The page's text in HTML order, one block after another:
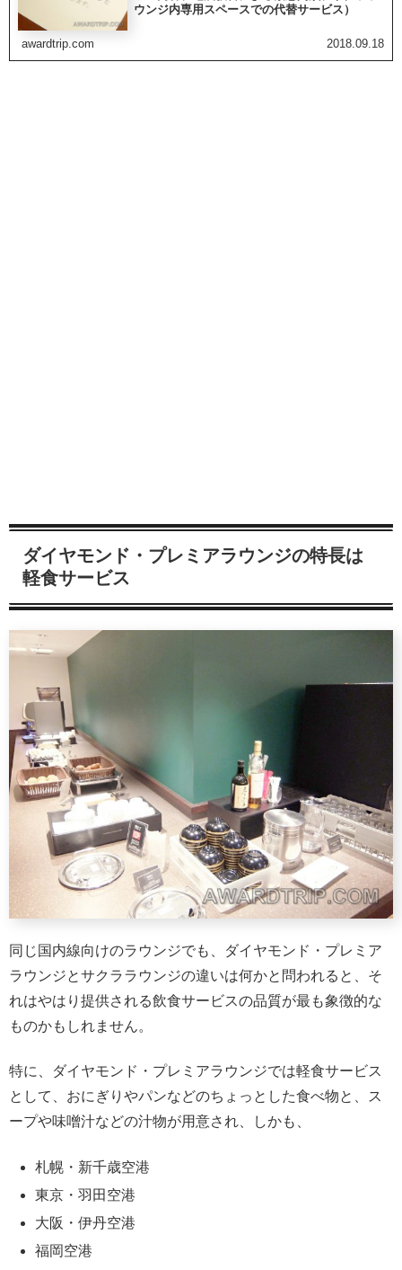
ウンジ内専用スペースでの代替サービス）
awardtrip.com 2018.09.18
ダイヤモンド・プレミアラウンジの特長は
軽食サービス
同じ国内線向けのラウンジでも、ダイヤモンド・プレミア
ラウンジとサクララウンジの違いは何かと問われると、そ
れはやはり提供される飲食サービスの品質が最も象徴的な
ものかもしれません。
特に、ダイヤモンド・プレミアラウンジでは軽食サービス
として、おにぎりやパンなどのちょっとした食べ物と、ス
ープや味噌汁などの汁物が用意され、しかも、
札幌・新千歳空港
東京・羽田空港
大阪・伊丹空港
福岡空港